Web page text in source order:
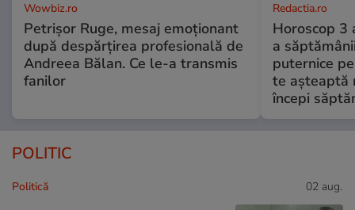
Wowbiz.ro
Petrișor Ruge, mesaj emoționant
după despărțirea profesională de
Andreea Bălan. Ce le-a transmis
fanilor
Redactia.ro
Horoscop 3
a
puternice
te așteaptă
începi
POLITIC
Politică 02 aug.